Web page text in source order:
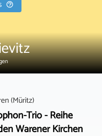
(Müritz)
Trio - Reihe
Warener Kirchen